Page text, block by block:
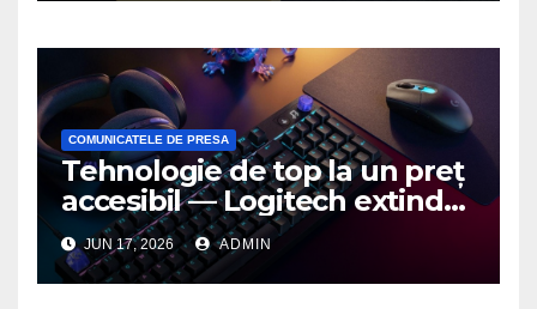
COMUNICATELE DE PRESA
Tehnologie de top la un preț
accesibil — Logitech extinde
seria G3 cu un nou mouse și
o nouă tastatură pentru
gaming pe PC
JUN 17, 2026 ADMIN